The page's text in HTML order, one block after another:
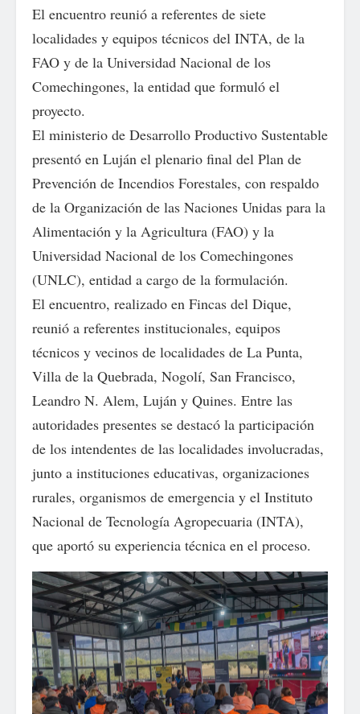
El encuentro reunió a referentes de siete
localidades y equipos técnicos del INTA, de la
FAO y de la Universidad Nacional de los
Comechingones, la entidad que formuló el
proyecto.
El ministerio de Desarrollo Productivo Sustentable
presentó en Luján el plenario final del Plan de
Prevención de Incendios Forestales, con respaldo
de la Organización de las Naciones Unidas para la
Alimentación y la Agricultura (FAO) y la
Universidad Nacional de los Comechingones
(UNLC), entidad a cargo de la formulación.
El encuentro, realizado en Fincas del Dique,
reunió a referentes institucionales, equipos
técnicos y vecinos de localidades de La Punta,
Villa de la Quebrada, Nogolí, San Francisco,
Leandro N. Alem, Luján y Quines. Entre las
autoridades presentes se destacó la participación
de los intendentes de las localidades involucradas,
junto a instituciones educativas, organizaciones
rurales, organismos de emergencia y el Instituto
Nacional de Tecnología Agropecuaria (INTA),
que aportó su experiencia técnica en el proceso.